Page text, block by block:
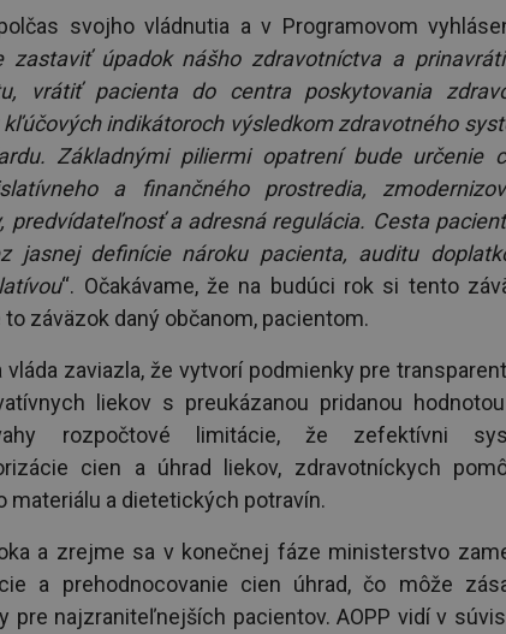
svojho vládnutia a v Programovom
zastaviť úpadok nášho zdravotníctva a
vrátiť pacienta do centra poskytovania
indikátoroch výsledkom zdravotného
Základnými piliermi opatrení bude určenie
a finančného prostredia,
predvídateľnosť a adresná regulácia. Cesta
jasnej definície nároku pacienta, auditu
“. Očakávame, že na budúci rok si tento
záväzok daný občanom, pacientom.
zaviazla, že vytvorí podmienky pre
liekov s preukázanou pridanou
rozpočtové limitácie, že zefektívni
cien a úhrad liekov, zdravotníckych
materiálu a dietetických potravín.
a zrejme sa v konečnej fáze ministerstvo
a prehodnocovanie cien úhrad, čo môže
pre najzraniteľnejších pacientov. AOPP vidí v